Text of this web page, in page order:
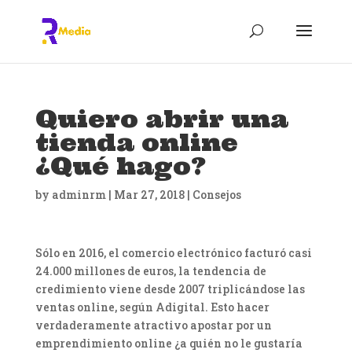
Quiero abrir una
tienda online
¿Qué hago?
by adminrm| Mar 27, 2018| Consejos
Sólo en 2016, el comercio electrónico facturó casi
24.000 millones de euros, la tendencia de
credimiento viene desde 2007 triplicándose las
ventas online, según Adigital. Esto hacer
verdaderamente atractivo apostar por un
emprendimiento online ¿a quién no le gustaría